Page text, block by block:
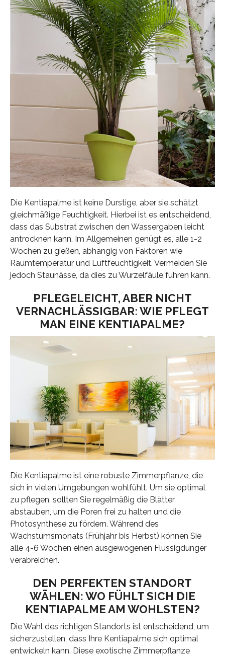
Die Kentiapalme ist keine Durstige, aber sie schätzt
gleichmäßige Feuchtigkeit. Hierbei ist es entscheidend,
dass das Substrat zwischen den Wassergaben leicht
antrocknen kann. Im Allgemeinen genügt es, alle 1-2
Wochen zu gießen, abhängig von Faktoren wie
Raumtemperatur und Luftfeuchtigkeit. Vermeiden Sie
jedoch Staunässe, da dies zu Wurzelfäule führen kann.
PFLEGELEICHT, ABER NICHT
VERNACHLÄSSIGBAR: WIE PFLEGT
MAN EINE KENTIAPALME?
Die Kentiapalme ist eine robuste Zimmerpflanze, die
sich in vielen Umgebungen wohlfühlt. Um sie optimal
zu pflegen, sollten Sie regelmäßig die Blätter
abstauben, um die Poren frei zu halten und die
Photosynthese zu fördern. Während des
Wachstumsmonats (Frühjahr bis Herbst) können Sie
alle 4-6 Wochen einen ausgewogenen Flüssigdünger
verabreichen.
DEN PERFEKTEN STANDORT
WÄHLEN: WO FÜHLT SICH DIE
KENTIAPALME AM WOHLSTEN?
Die Wahl des richtigen Standorts ist entscheidend, um
sicherzustellen, dass Ihre Kentiapalme sich optimal
entwickeln kann. Diese exotische Zimmerpflanze